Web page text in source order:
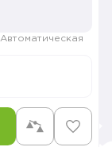
Автоматическая